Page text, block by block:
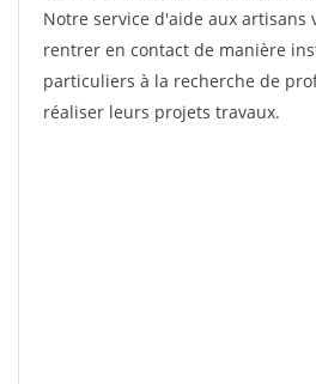
Notre service d'aide aux artisans
rentrer en contact de manière
particuliers à la recherche de
réaliser leurs projets travaux.